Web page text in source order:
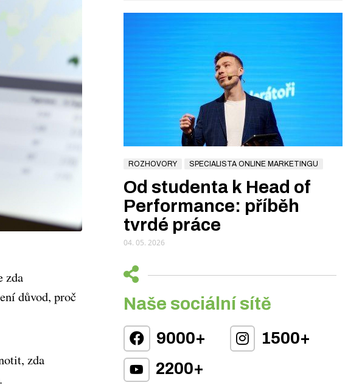
zda
důvod, proč
zda
ROZHOVORY SPECIALISTA ONLINE MARKETINGU
Od studenta k Head of
Performance: příběh
tvrdé práce
04. 05. 2026
Naše sociální sítě
9000+
1500+
2200+